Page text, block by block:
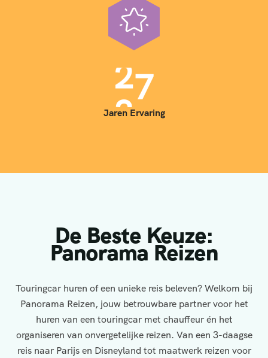
1
2
3
3
4
5
Jaren Ervaring
De Beste Keuze:
Panorama Reizen
Touringcar huren of een unieke reis beleven? Welkom bij
Panorama Reizen, jouw betrouwbare partner voor het
huren van een touringcar met chauffeur én het
organiseren van onvergetelijke reizen. Van een 3-daagse
reis naar Parijs en Disneyland tot maatwerk reizen voor